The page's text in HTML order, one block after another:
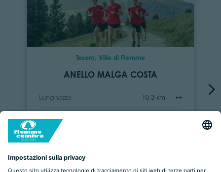
Tesero, Ville di Fiemme
ANELLO MALGA COSTA
Lunghezza 10,3 km
Salita
Discesa